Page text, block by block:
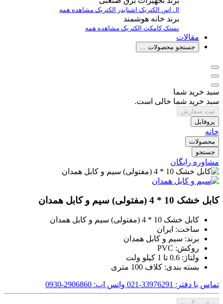
ال اس الکتریک اشنایدر الکتریک مشاهده همه
برند خانه هوشمند
نستککامکث الکتریک مشاهده همه
مقالات
جستجو محصولات ...
سبد خرید شما
سبد خرید شما خالی است.
ثبت سفارش
پروفایل
خانه
محصولات
جستجو
مشاوره رایگان
کابل خشک 10 * 4 (مفتولی) سیم و کابل همدان
کابل خشک 10 * 4 (مفتولی) سیم و کابل همدان
ساخت: ایران
برند: سیم و کابل همدان
روکش: PVC
ولتاژ: 0.6 تا 1 کیلو ولت
بسته بندی: کلاف 100 متری
تماس با دفتر: 33976291-021 واتس اپ: 2906860-0930